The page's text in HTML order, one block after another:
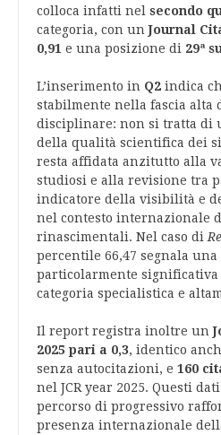
colloca infatti nel secondo
categoria, con unJournal
0,91 e una posizione di 29ª
L’inserimento in Q2 indica
stabilmente nella fascia alta
disciplinare: non si tratta di
della qualità scientifica dei
resta affidata anzitutto alla
studiosi e alla revisione tra
indicatore della visibilità e
nel contesto internazionale
rinascimentali. Nel caso di
percentile 66,47 segnala
particolarmente
categoria specialistica e
Il report registra inoltre un
2025 pari a 0,3, identico
senza autocitazioni, e 160
nel JCR year 2025. Questi
percorso di progressivo
presenza internazionale